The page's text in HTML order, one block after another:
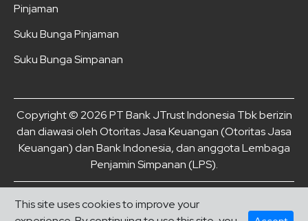
Pinjaman
Suku Bunga Pinjaman
Suku Bunga Simpanan
Copyright © 2026 PT Bank JTrust Indonesia Tbk berizin
dan diawasi oleh Otoritas Jasa Keuangan (Otoritas Jasa
Keuangan) dan Bank Indonesia, dan anggota Lembaga
Penjamin Simpanan (LPS).
This site uses cookies to improve your